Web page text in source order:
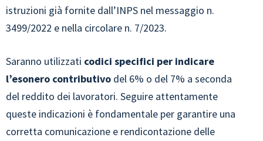
istruzioni già fornite dall’INPS nel messaggio n.
3499/2022 e nella circolare n. 7/2023.
Saranno utilizzati codici specifici per indicare
l’esonero contributivo del 6% o del 7% a seconda
del reddito dei lavoratori. Seguire attentamente
queste indicazioni è fondamentale per garantire una
corretta comunicazione e rendicontazione delle